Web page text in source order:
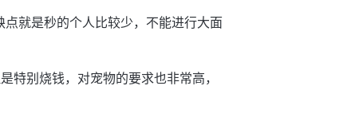
就是秒的个人比较少，不能进行大面
特别烧钱，对宠物的要求也非常高，